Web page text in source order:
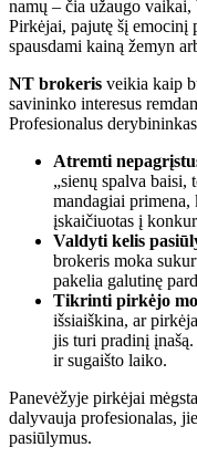
namų – čia užaugo
Pirkėjai, pajutę šį emocinį
spausdami kainą žemyn
NT brokeris veikia kaip
savininko interesus
Profesionalus
Atremti
„sienų spalva baisi,
mandagiai
įskaičiuotas į
Valdyti kelis
brokeris moka
pakelia galutinę
Tikrinti pirkėjo
išsiaiškina, ar
jis turi pradinį įnašą.
ir sugaišto laiko.
Panevėžyje pirkėjai
dalyvauja profesionalas,
pasiūlymus.